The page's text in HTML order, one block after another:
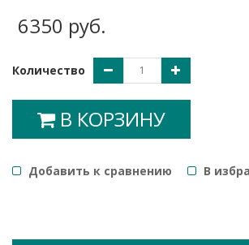
6350 руб.
Количество
В КОРЗИНУ
Добавить к сравнению B